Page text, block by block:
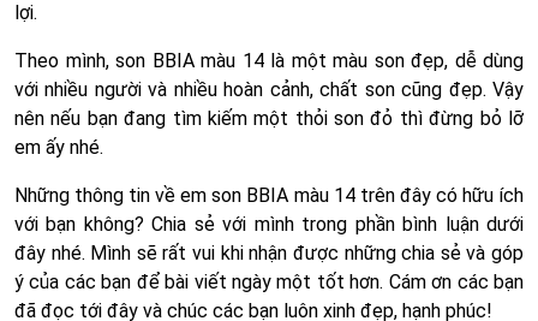
lợi.
Theo mình, son BBIA màu 14 là một màu son đẹp, dễ dùng
với nhiều người và nhiều hoàn cảnh, chất son cũng đẹp. Vậy
nên nếu bạn đang tìm kiếm một thỏi son đỏ thì đừng bỏ lỡ
em ấy nhé.
Những thông tin về em son BBIA màu 14 trên đây có hữu ích
với bạn không? Chia sẻ với mình trong phần bình luận dưới
đây nhé. Mình sẽ rất vui khi nhận được những chia sẻ và góp
ý của các bạn để bài viết ngày một tốt hơn. Cám ơn các bạn
đã đọc tới đây và chúc các bạn luôn xinh đẹp, hạnh phúc!